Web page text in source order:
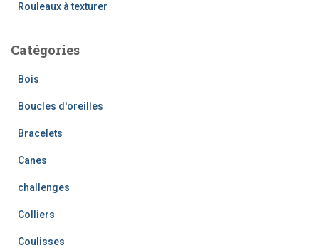
Rouleaux à texturer
Catégories
Bois
Boucles d'oreilles
Bracelets
Canes
challenges
Colliers
Coulisses